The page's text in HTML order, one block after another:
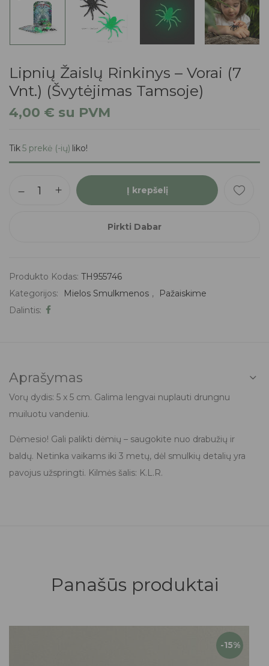
Lipnių Žaislų Rinkinys – Vorai (7
Vnt.) (švytėjimas Tamsoje)
4,00 € su PVM
Tik5 prekė (-ių) liko!
Į krepšelį
Pirkti Dabar
Produkto Kodas: TH955746
Kategorijos:
Mielos Smulkmenos ,
Pažaiskime
Dalintis:
Aprašymas
Vorų dydis: 5 x 5 cm. Galima lengvai nuplauti drungnu
muiluotu vandeniu.
Dėmesio! Gali palikti dėmių – saugokite nuo drabužių ir
baldų. Netinka vaikams iki 3 metų, dėl smulkių detalių yra
pavojus užspringti. Kilmės šalis: K.L.R.
Panašūs produktai
-15%